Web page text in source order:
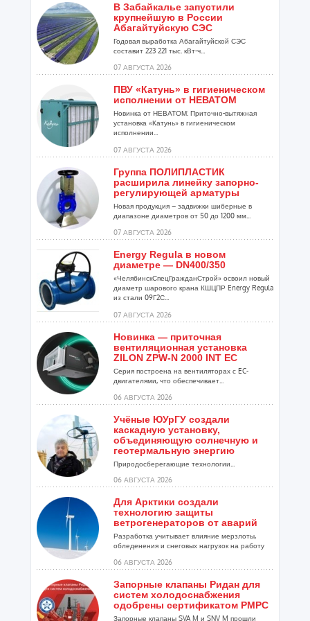
В Забайкалье запустили
крупнейшую в России
Абагайтуйскую СЭС
Годовая выработка Абагайтуйской СЭС
составит 223 221 тыс. кВт-ч...
07 АВГУСТА 2026
ПВУ «Катунь» в гигиеническом
исполнении от НЕВАТОМ
Новинка от НЕВАТОМ: Приточно-вытяжная
установка «Катунь» в гигиеническом
исполнении...
07 АВГУСТА 2026
Группа ПОЛИПЛАСТИК
расширила линейку запорно-
регулирующей арматуры
Новая продукция – задвижки шиберные в
диапазоне диаметров от 50 до 1200 мм...
07 АВГУСТА 2026
Energy Regula в новом
диаметре — DN400/350
«ЧелябинскСпецГражданСтрой» освоил новый
диаметр шарового крана КШЦПР Energy Regula
из стали 09Г2С...
07 АВГУСТА 2026
Новинка — приточная
вентиляционная установка
ZILON ZPW-N 2000 INT EC
Серия построена на вентиляторах с EC-
двигателями, что обеспечивает...
06 АВГУСТА 2026
Учёные ЮУрГУ создали
каскадную установку,
объединяющую солнечную и
геотермальную энергию
Природосберегающие технологии...
06 АВГУСТА 2026
Для Арктики создали
технологию защиты
ветрогенераторов от аварий
Разработка учитывает влияние мерзлоты,
обледенения и снеговых нагрузок на работу
06 АВГУСТА 2026
Запорные клапаны Ридан для
систем холодоснабжения
одобрены сертификатом РМРС
Запорные клапаны SVA M и SNV M прошли